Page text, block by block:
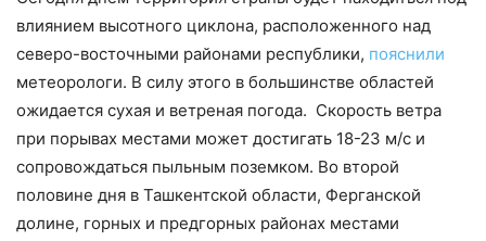
влиянием высотного циклона, расположенного над
северо-восточными районами республики, пояснили
метеорологи. В силу этого в большинстве областей
ожидается сухая и ветреная погода. Скорость ветра
при порывах местами может достигать 18-23 м/с и
сопровождаться пыльным поземком. Во второй
половине дня в Ташкентской области, Ферганской
долине, горных и предгорных районах местами